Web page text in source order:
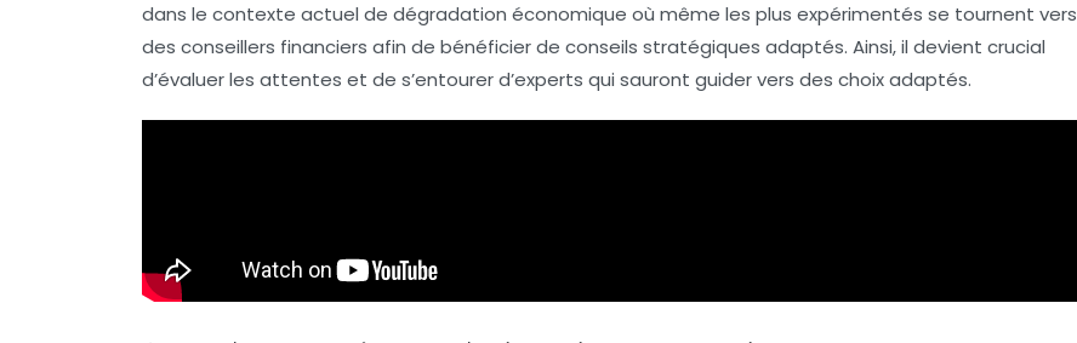
dans le contexte actuel de dégradation économique où même les plus expérimentés se tournent vers
des conseillers financiers afin de bénéficier de conseils stratégiques adaptés. Ainsi, il devient crucial
d’évaluer les attentes et de s’entourer d’experts qui sauront guider vers des choix adaptés.